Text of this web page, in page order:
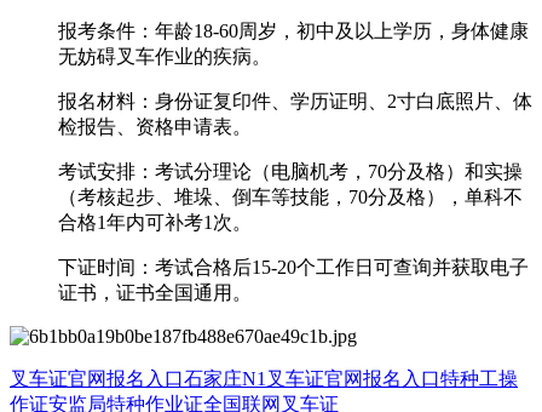
‌报考条件‌：年龄18-60周岁，初中及以上学历，身体健康
无妨碍叉车作业的疾病。
‌报名材料‌：身份证复印件、学历证明、2寸白底照片、体
检报告、资格申请表。
‌考试安排‌：考试分理论（电脑机考，70分及格）和实操
（考核起步、堆垛、倒车等技能，70分及格），单科不
合格1年内可补考1次。
‌下证时间‌：考试合格后15-20个工作日可查询并获取电子
证书，证书全国通用。
叉车证官网报名入口石家庄N1叉车证官网报名入口特种工操
作证安监局特种作业证全国联网 叉车证